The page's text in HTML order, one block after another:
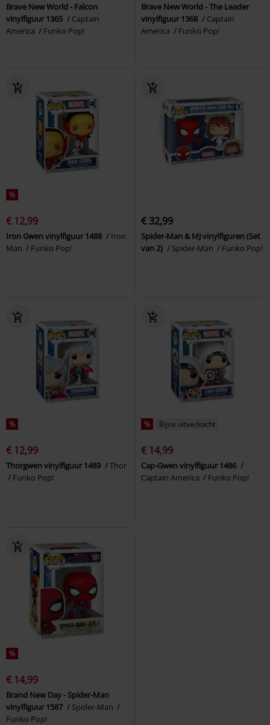
Brave New World - Falcon
vinylfiguur 1365
Captain
America
Funko Pop!
Brave New World - The Leader
vinylfiguur 1368
Captain
America
Funko Pop!
%
€ 12,99
Iron Gwen vinylfiguur 1488
Iron
Man
Funko Pop!
€ 32,99
Spider-Man & MJ vinylfiguren (Set
van 2)
Spider-Man Funko Pop!
%
€ 12,99
Thorgwen vinylfiguur 1489
Thor
Funko Pop!
% Bijna uitverkocht
€ 14,99
Cap-Gwen vinylfiguur 1486
Captain America
Funko Pop!
%
€ 14,99
Brand New Day - Spider-Man
vinylfiguur 1587
Spider-Man
Funko Pop!